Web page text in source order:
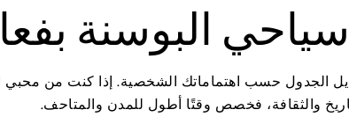
البوسنة
الجدول حسب اهتماماتك الشخصية. إذا كنت من محبي
والثقافة، فخصص وقتًا أطول للمدن والمتاحف.